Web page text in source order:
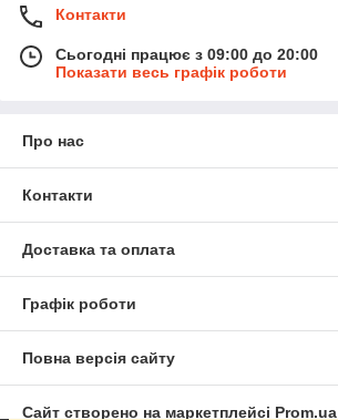
Контакти
Сьогодні працює з 09:00 до 20:00
Показати весь графік роботи
Про нас
Контакти
Доставка та оплата
Графік роботи
Повна версія сайту
Сайт створено на маркетплейсі Prom.ua